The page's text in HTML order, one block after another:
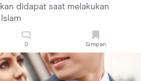
didapat saat melakukan
0 Simpan